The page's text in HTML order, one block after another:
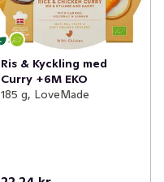
Ris & Kyckling med
Curry +6M EKO
185 g, LoveMade